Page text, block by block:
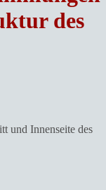
des
und Innenseite des